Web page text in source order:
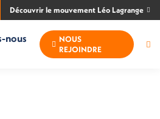
Découvrir le mouvement Léo Lagrange
nous
NOUS
REJOINDRE